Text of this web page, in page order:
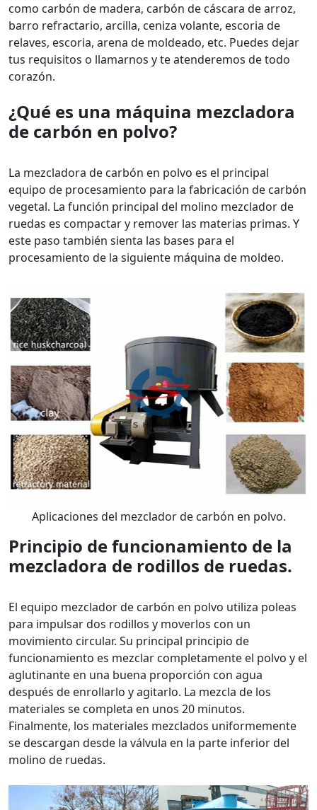
como carbón de madera, carbón de cáscara de arroz,
barro refractario, arcilla, ceniza volante, escoria de
relaves, escoria, arena de moldeado, etc. Puedes dejar
tus requisitos o llamarnos y te atenderemos de todo
corazón.
¿Qué es una máquina mezcladora
de carbón en polvo?
La mezcladora de carbón en polvo es el principal
equipo de procesamiento para la fabricación de carbón
vegetal. La función principal del molino mezclador de
ruedas es compactar y remover las materias primas. Y
este paso también sienta las bases para el
procesamiento de la siguiente máquina de moldeo.
Aplicaciones del mezclador de carbón en polvo.
Principio de funcionamiento de la
mezcladora de rodillos de ruedas.
El equipo mezclador de carbón en polvo utiliza poleas
para impulsar dos rodillos y moverlos con un
movimiento circular. Su principal principio de
funcionamiento es mezclar completamente el polvo y el
aglutinante en una buena proporción con agua
después de enrollarlo y agitarlo. La mezcla de los
materiales se completa en unos 20 minutos.
Finalmente, los materiales mezclados uniformemente
se descargan desde la válvula en la parte inferior del
molino de ruedas.